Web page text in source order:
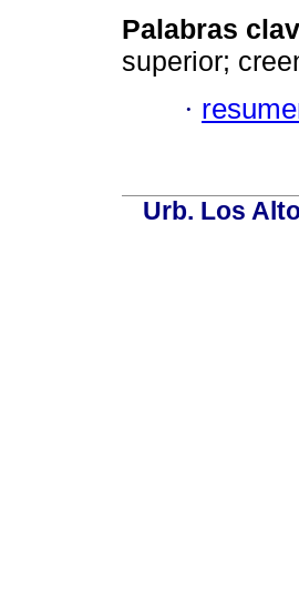
Palabras
superior;
·
Urb. Los